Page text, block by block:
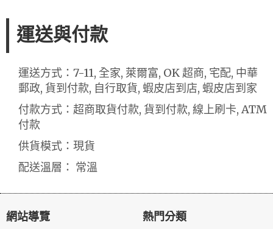
運送與付款
運送方式：7-11, 全家, 萊爾富, OK 超商, 宅配, 中華
郵政, 貨到付款, 自行取貨, 蝦皮店到店, 蝦皮店到家
付款方式：超商取貨付款, 貨到付款, 線上刷卡, ATM
付款
供貨模式：現貨
配送溫層： 常溫
網站導覽 熱門分類